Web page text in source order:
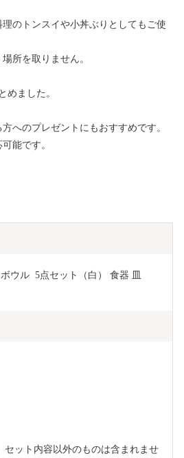
のトンスイや小丼ぶりとしてもご使
所を取りません。
めました。
へのプレゼントにもおすすめです。
能です。
ウル  5点セット（白） 食器 皿
ット内容以外のものは含まれませ